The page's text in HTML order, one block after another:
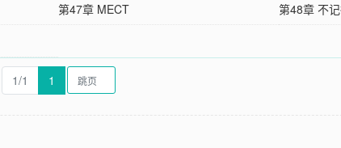
第47章 MECT
第48章 不
1/1 1